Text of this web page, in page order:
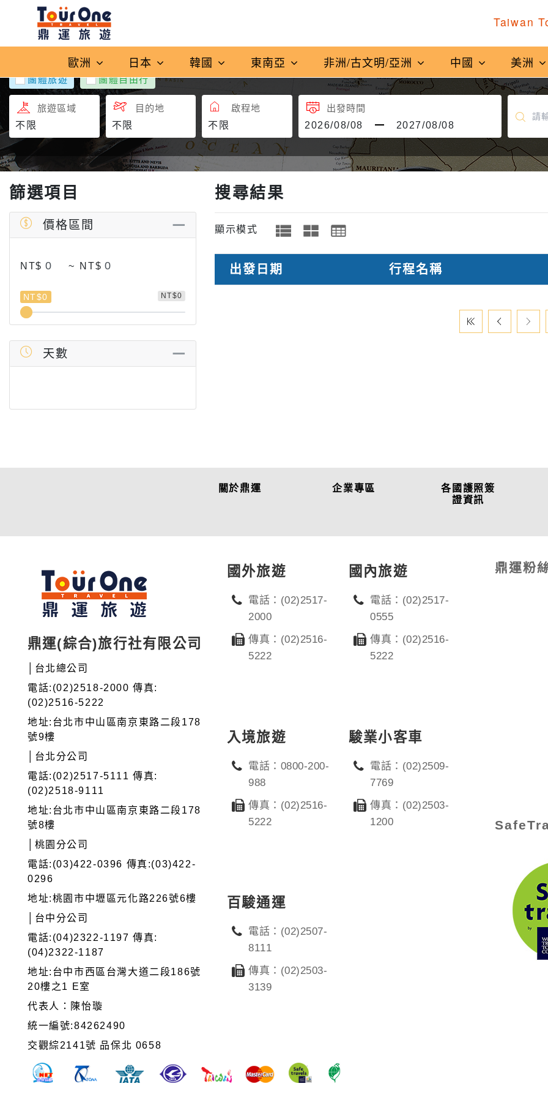
Taiwan
歐洲 日本 韓國 東南亞 非洲/古文明/亞洲 中國 美洲
團體旅遊 團體自由行
旅遊區域 目的地 啟程地 出發時間
篩選項目
價格區間
NT$ ~ NT$
NT$0
NT$0
天數
搜尋結果
顯示模式
出發日期 行程名稱
關於鼎運 企業專區
各國護照簽
證資訊
鼎運(綜合)旅行社有限公司
│台北總公司
電話:(02)2518-2000 傳真:
(02)2516-5222
地址:台北市中山區南京東路二段178
號9樓
│台北分公司
電話:(02)2517-5111 傳真:
(02)2518-9111
地址:台北市中山區南京東路二段178
號8樓
│桃園分公司
電話:(03)422-0396 傳真:(03)422-
0296
地址:桃園市中壢區元化路226號6樓
│台中分公司
電話:(04)2322-1197 傳真:
(04)2322-1187
地址:台中市西區台灣大道二段186號
20樓之1 E室
代表人：陳怡璇
統一編號:84262490
交觀綜2141號 品保北 0658
國外旅遊
電話：(02)2517-
2000
傳真：(02)2516-
5222
國內旅遊
電話：(02)2517-
0555
傳真：(02)2516-
5222
入境旅遊
電話：0800-200-
988
傳真：(02)2516-
5222
駿業小客車
電話：(02)2509-
7769
傳真：(02)2503-
1200
百駿通運
電話：(02)2507-
8111
傳真：(02)2503-
3139
鼎運粉